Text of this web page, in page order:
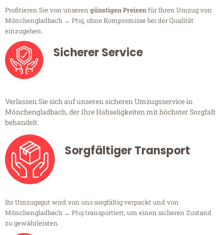
Profitieren Sie von unseren günstigen Preisenfür Ihren Umzug von
Mönchengladbach → Ptuj, ohne Kompromisse bei der Qualität
einzugehen.
Sicherer Service
Verlassen Sie sich auf unseren sicheren Umzugsservice in
Mönchengladbach, der Ihre Habseligkeiten mit höchster Sorgfalt
behandelt.
Sorgfältiger Transport
Ihr Umzugsgut wird von uns sorgfältig verpackt und von
Mönchengladbach → Ptuj transportiert, um einen sicheren Zustand
zu gewährleisten.